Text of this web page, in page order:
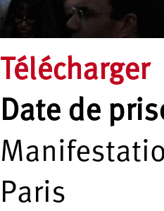
Télécharger
Date de
Paris